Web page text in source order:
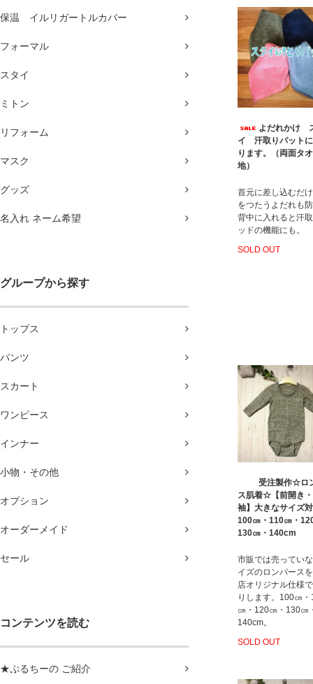
保温 イルリガートルカバー
フォーマル
スタイ
ミトン
リフォーム
マスク
グッズ
名入れ ネーム希望
グループから探す
トップス
パンツ
スカート
ワンピース
インナー
小物・その他
オプション
オーダーメイド
セール
コンテンツを読む
★ぷるちーの ご紹介
よだれかけ
イ 汗取りパット
ります。（両面タ
地）
首元に差し込むだ
をつたうよだれも
背中に入れると汗
ッドの機能にも。
SOLD OUT
受注製作☆ロ
ス肌着☆【前開き
袖】大きなサイズ
100㎝・110㎝・
130㎝・140cm
市販では売ってい
イズのロンパース
店オリジナル仕様
りします。100㎝
㎝・120㎝・130㎝
140cm。
SOLD OUT